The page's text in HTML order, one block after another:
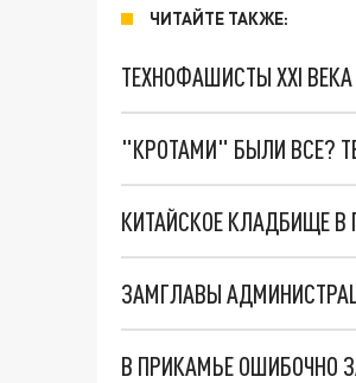
ЧИТАЙТЕ ТАКЖЕ:
ТЕХНОФАШИСТЫ XXI ВЕКА
"КРОТАМИ" БЫЛИ ВСЕ?
КИТАЙСКОЕ КЛАДБИЩЕ В
В ПРИКАМЬЕ ОШИБОЧНО